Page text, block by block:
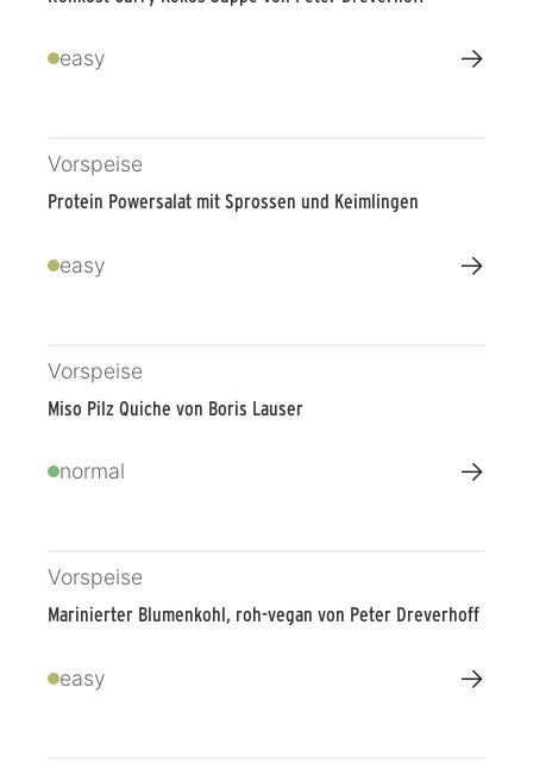
easy →
Vorspeise
Protein Powersalat mit Sprossen und Keimlingen
easy →
Vorspeise
Miso Pilz Quiche von Boris Lauser
normal →
Vorspeise
Marinierter Blumenkohl, roh-vegan von Peter Dreverhoff
easy →